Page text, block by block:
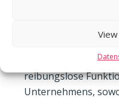
Gegenseitiges
reibungslose
Unternehmens,